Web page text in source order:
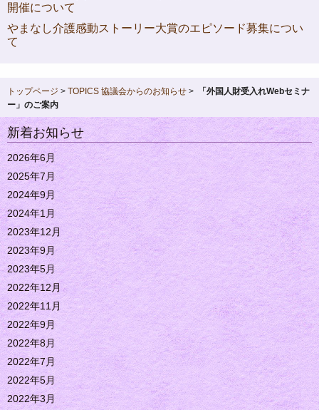
開催について
やまなし介護感動ストーリー大賞のエピソード募集につい
て
トップページ > TOPICS 協議会からのお知らせ >
「外国人財受入れWebセミナ
ー」のご案内
新着お知らせ
2026年6月
2025年7月
2024年9月
2024年1月
2023年12月
2023年9月
2023年5月
2022年12月
2022年11月
2022年9月
2022年8月
2022年7月
2022年5月
2022年3月